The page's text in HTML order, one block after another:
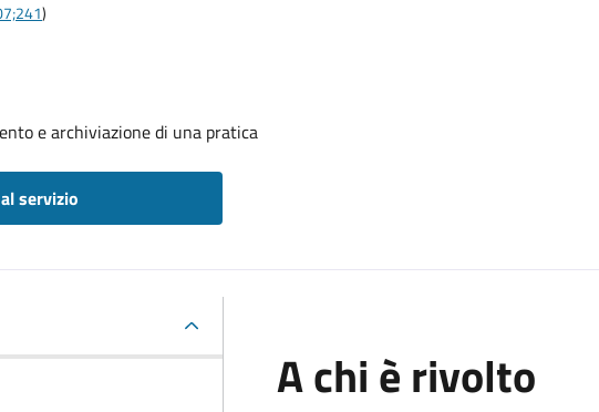
)
e archiviazione di una pratica
servizio
A chi è rivolto